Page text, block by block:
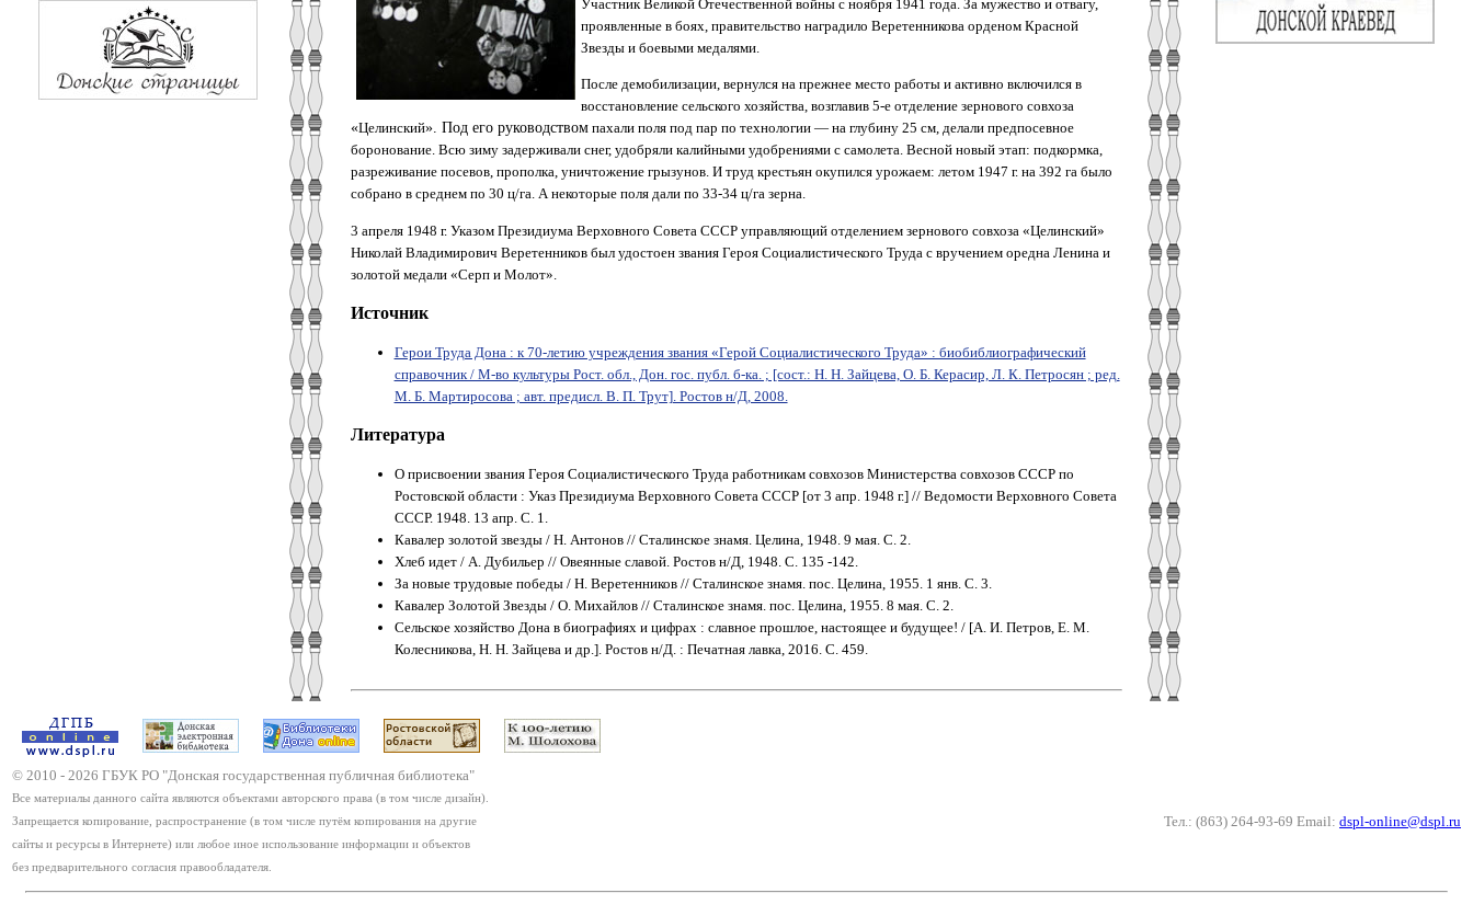
Участник Великой Отечественной войны с ноября 1941 года. За мужество и отвагу,
проявленные в боях, правительство наградило Веретенникова орденом Красной
Звезды и боевыми медалями.
После демобилизации, вернулся на прежнее место работы и активно включился в
восстановление сельского хозяйства, возглавив 5-е отделение зернового совхоза
«Целинский». Под его руководствомпахали поля под пар по технологии — на глубину 25 см, делали предпосевное
боронование. Всю зиму задерживали снег, удобряли калийными удобрениями с самолета. Весной новый этап: подкормка,
разреживание посевов, прополка, уничтожение грызунов. И труд крестьян окупился урожаем: летом 1947 г. на 392 га было
собрано в среднем по 30 ц/га. А некоторые поля дали по 33-34 ц/га зерна.
3 апреля 1948 г. Указом Президиума Верховного Совета СССР управляющий отделением зернового совхоза «Целинский»
Николай Владимирович Веретенников был удостоен звания Героя Социалистического Труда с вручением оредна Ленина и
золотой медали «Серп и Молот».
Источник
Герои Труда Дона : к 70-летию учреждения звания «Герой Социалистического Труда» : биобиблиографический
справочник / М-во культуры Рост. обл., Дон. гос. публ. б-ка. ; [сост.: Н. Н. Зайцева, О. Б. Керасир, Л. К. Петросян ; ред.
М. Б. Мартиросова ; авт. предисл. В. П. Трут]. Ростов н/Д, 2008.
Литература
О присвоении звания Героя Социалистического Труда работникам совхозов Министерства совхозов СССР по
Ростовской области : Указ Президиума Верховного Совета СССР [от 3 апр. 1948 г.] // Ведомости Верховного Совета
СССР. 1948. 13 апр. С. 1.
Кавалер золотой звезды / Н. Антонов // Сталинское знамя. Целина, 1948. 9 мая. С. 2.
Хлеб идет / А. Дубильер // Овеянные славой. Ростов н/Д, 1948. С. 135 -142.
За новые трудовые победы / Н. Веретенников // Сталинское знамя. пос. Целина, 1955. 1 янв. С. 3.
Кавалер Золотой Звезды / О. Михайлов // Сталинское знамя. пос. Целина, 1955. 8 мая. С. 2.
Сельское хозяйство Дона в биографиях и цифрах : славное прошлое, настоящее и будущее! / [А. И. Петров, Е. М.
Колесникова, Н. Н. Зайцева и др.]. Ростов н/Д. : Печатная лавка, 2016. С. 459.
© 2010 - 2026 ГБУК РО "Донская государственная публичная библиотека"
Все материалы данного сайта являются объектами авторского права (в том числе дизайн).
Запрещается копирование, распространение (в том числе путём копирования на другие
сайты и ресурсы в Интернете) или любое иное использование информации и объектов
без предварительного согласия правообладателя.
Тел.: (863) 264-93-69 Email: dspl-online@dspl.ru